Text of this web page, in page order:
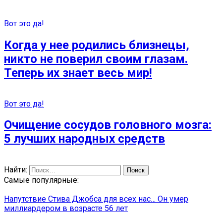
Вот это да!
Когда у нее родились близнецы,
никто не поверил своим глазам.
Теперь их знает весь мир!
Вот это да!
Очищение сосудов головного мозга:
5 лучших народных средств
Найти:
Самые популярные:
Напутствие Стива Джобса для всех нас… Он умер
миллиардером в возрасте 56 лет